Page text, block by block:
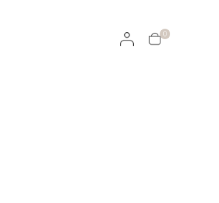
0